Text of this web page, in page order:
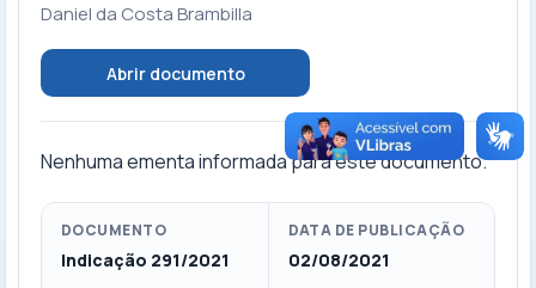
Daniel da Costa Brambilla
Abrir documento
Nenhuma ementa informada para este documento.
DOCUMENTO
Indicação 291/2021
DATA DE PUBLICAÇÃO
02/08/2021